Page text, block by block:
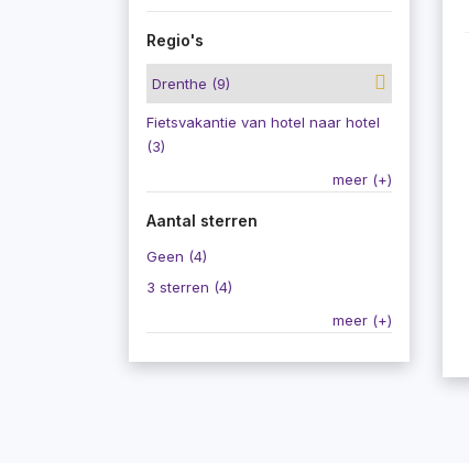
Regio's
Drenthe (9)
Fietsvakantie van hotel naar hotel
(3)
meer (+)
Aantal sterren
Geen (4)
3 sterren (4)
meer (+)